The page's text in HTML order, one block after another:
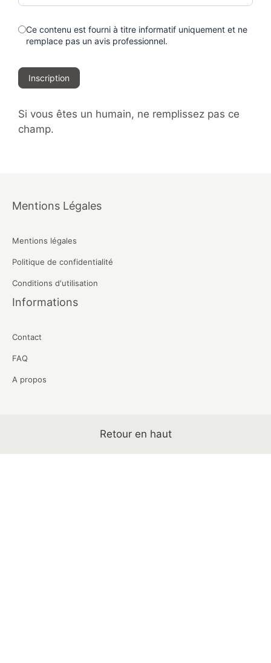
Ce contenu est fourni à titre informatif uniquement et ne
remplace pas un avis professionnel.
Inscription
Si vous êtes un humain, ne remplissez pas ce
champ.
Mentions Légales
Mentions légales
Politique de confidentialité
Conditions d'utilisation
Informations
Contact
FAQ
A propos
Retour en haut